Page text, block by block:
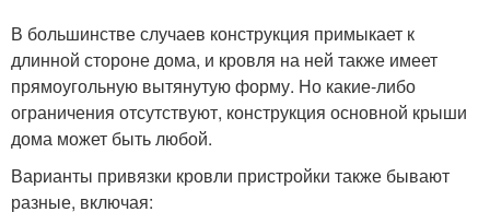
В большинстве случаев конструкция примыкает к
длинной стороне дома, и кровля на ней также имеет
прямоугольную вытянутую форму. Но какие-либо
ограничения отсутствуют, конструкция основной крыши
дома может быть любой.
Варианты привязки кровли пристройки также бывают
разные, включая: